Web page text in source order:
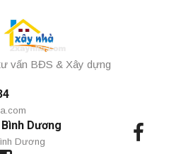
vấn BĐS & Xây dựng
Dương
Dương